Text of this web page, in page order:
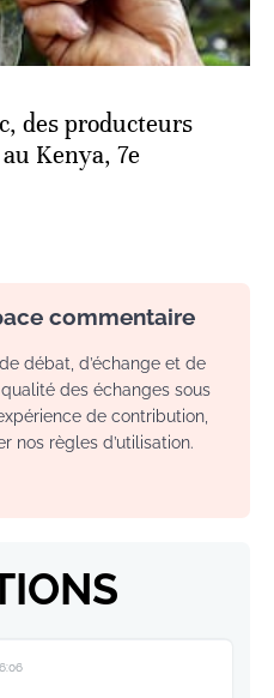
des producteurs
Kenya, 7e
commentaire
débat, d’échange et de
des échanges sous
de contribution,
nos règles d’utilisation.